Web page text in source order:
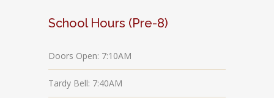
School Hours (Pre-8)
Doors Open: 7:10AM
Tardy Bell: 7:40AM